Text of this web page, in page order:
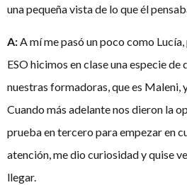
una pequeña vista de lo que él
A:A mí me pasó un poco como
ESO hicimos en clase una especie de
nuestras formadoras, que es Maleni,
Cuando más adelante nos dieron la
prueba en tercero para empezar en
atención, me dio curiosidad y quise
llegar.